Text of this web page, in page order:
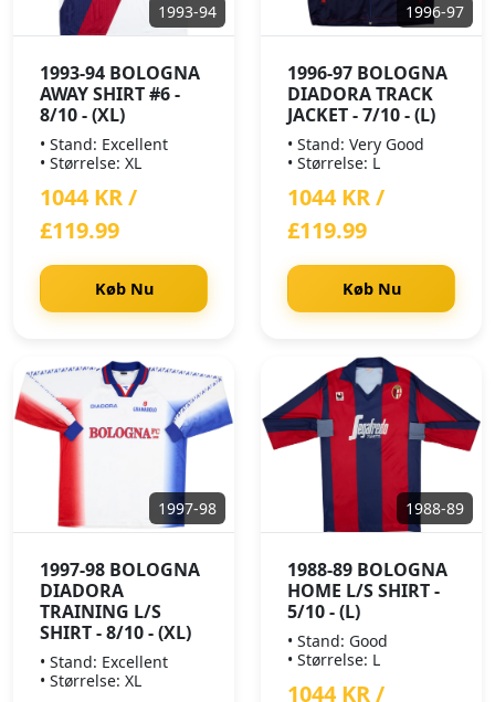
1993-94
1993-94 BOLOGNA
AWAY SHIRT #6 -
8/10 - (XL)
• Stand: Excellent
• Størrelse: XL
1044 KR /
£119.99
Køb Nu
1996-97
1996-97 BOLOGNA
DIADORA TRACK
JACKET - 7/10 - (L)
• Stand: Very Good
• Størrelse: L
1044 KR /
£119.99
Køb Nu
1997-98
1997-98 BOLOGNA
DIADORA
TRAINING L/S
SHIRT - 8/10 - (XL)
• Stand: Excellent
• Størrelse: XL
1988-89
1988-89 BOLOGNA
HOME L/S SHIRT -
5/10 - (L)
• Stand: Good
• Størrelse: L
1044 KR /